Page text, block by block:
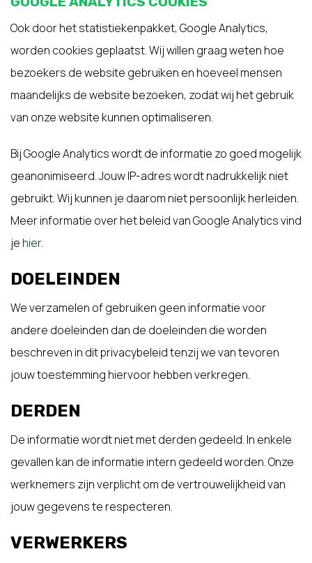
Ook door het statistiekenpakket, Google Analytics,
worden cookies geplaatst. Wij willen graag weten hoe
bezoekers de website gebruiken en hoeveel mensen
maandelijks de website bezoeken, zodat wij het gebruik
van onze website kunnen optimaliseren.
Bij Google Analytics wordt de informatie zo goed mogelijk
geanonimiseerd. Jouw IP-adres wordt nadrukkelijk niet
gebruikt. Wij kunnen je daarom niet persoonlijk herleiden.
Meer informatie over het beleid van Google Analytics vind
je hier.
DOELEINDEN
We verzamelen of gebruiken geen informatie voor
andere doeleinden dan de doeleinden die worden
beschreven in dit privacybeleid tenzij we van tevoren
jouw toestemming hiervoor hebben verkregen.
DERDEN
De informatie wordt niet met derden gedeeld. In enkele
gevallen kan de informatie intern gedeeld worden. Onze
werknemers zijn verplicht om de vertrouwelijkheid van
jouw gegevens te respecteren.
VERWERKERS